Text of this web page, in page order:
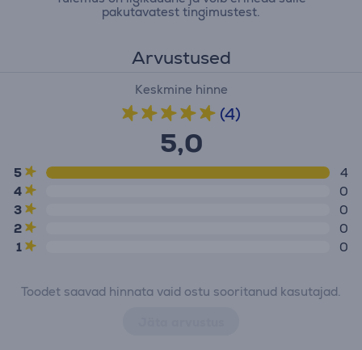
pakutavatest tingimustest.
Arvustused
Keskmine hinne
(4)
5,0
5
4
4
0
3
0
2
0
1
0
Toodet saavad hinnata vaid ostu sooritanud kasutajad.